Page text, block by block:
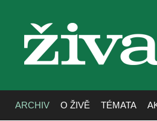
živa
ARCHIV O ŽIVĚ TÉMATA